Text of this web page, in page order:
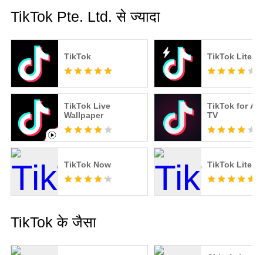
TikTok Pte. Ltd. से ज्यादा
TikTok TikTok Lite
TikTok Live
Wallpaper
TikTok for
TV
TikTok Now TikTok Lite
TikTok के जैसा